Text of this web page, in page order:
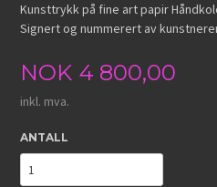
Kunsttrykk på fine art papir
Signert og nummerert av
Pris
NOK 4 800,00
inkl. mva.
ANTALL